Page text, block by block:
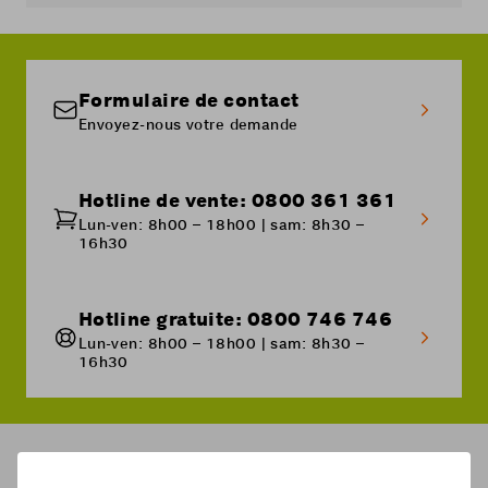
Formulaire de contact
Envoyez-nous votre demande
Hotline de vente: 0800 361 361
Lun-ven: 8h00 – 18h00 | sam: 8h30 –
16h30
Hotline gratuite: 0800 746 746
Lun-ven: 8h00 – 18h00 | sam: 8h30 –
16h30